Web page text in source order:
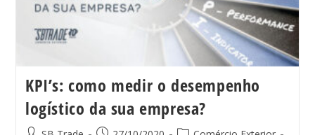
KPI’s: como medir o desempenho
logístico da sua empresa?